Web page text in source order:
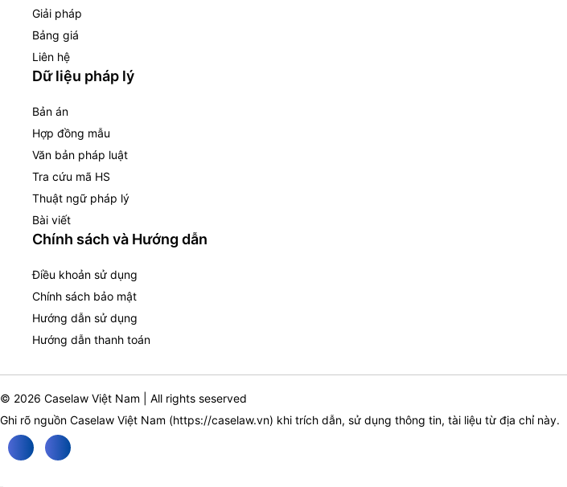
Giải pháp
Bảng giá
Liên hệ
Dữ liệu pháp lý
Bản án
Hợp đồng mẫu
Văn bản pháp luật
Tra cứu mã HS
Thuật ngữ pháp lý
Bài viết
Chính sách và Hướng dẫn
Điều khoản sử dụng
Chính sách bảo mật
Hướng dẫn sử dụng
Hướng dẫn thanh toán
© 2026 Caselaw Việt Nam | All rights seserved
Ghi rõ nguồn Caselaw Việt Nam (https://caselaw.vn) khi trích dẫn, sử dụng thông tin, tài liệu từ địa chỉ này.